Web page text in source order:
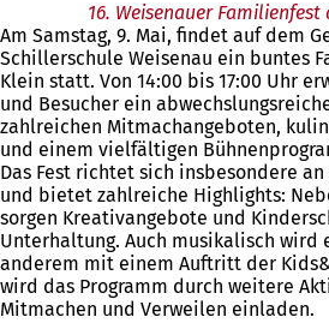
16. Weisenauer Familienfest
Am Samstag, 9. Mai, findet auf dem
Schillerschule Weisenau ein buntes
Klein statt. Von 14:00 bis 17:00 Uhr
und Besucher ein
zahlreichen Mitmachangeboten,
und einem vielfältigen
Das Fest richtet sich insbesondere
und bietet zahlreiche Highlights:
sorgen Kreativangebote und
Unterhaltung. Auch musikalisch wird
anderem mit einem Auftritt der
wird das Programm durch weitere
Mitmachen und Verweilen einladen.